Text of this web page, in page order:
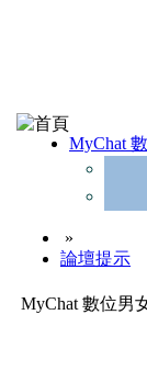
MyChat
»
論壇提示
MyChat 數位男